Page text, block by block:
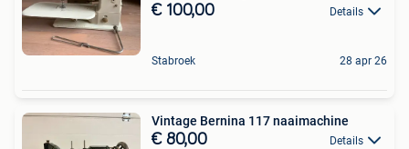
€ 100,00 Details
Stabroek 28 apr 26
Vintage Bernina 117 naaimachine
€ 80,00 Details